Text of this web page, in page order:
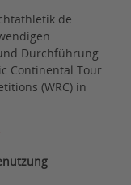
Durchführung
Continental Tour
(WRC) in